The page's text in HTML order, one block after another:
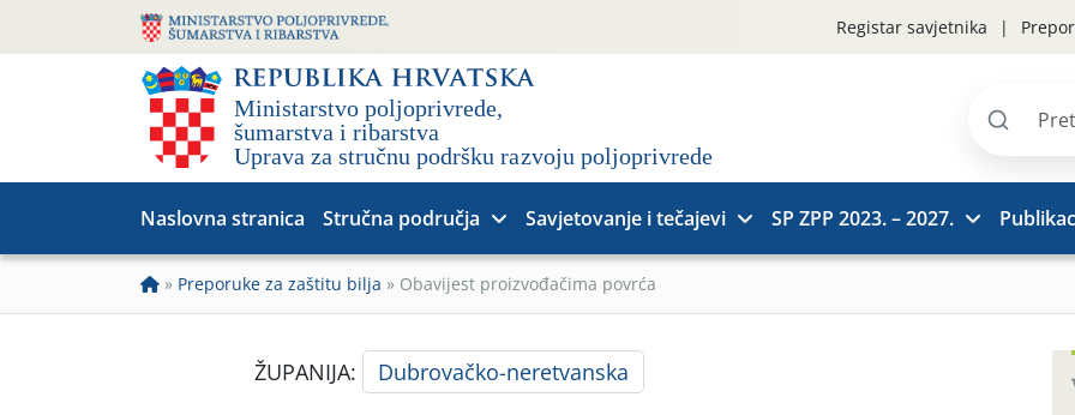
Registar savjetnika
Pretraži
Naslovna stranica Stručna područja Savjetovanje i tečajevi SP ZPP 2023. – 2027.
» Preporuke za zaštitu bilja » Obavijest proizvođačima povrća
ŽUPANIJA: Dubrovačko-neretvanska